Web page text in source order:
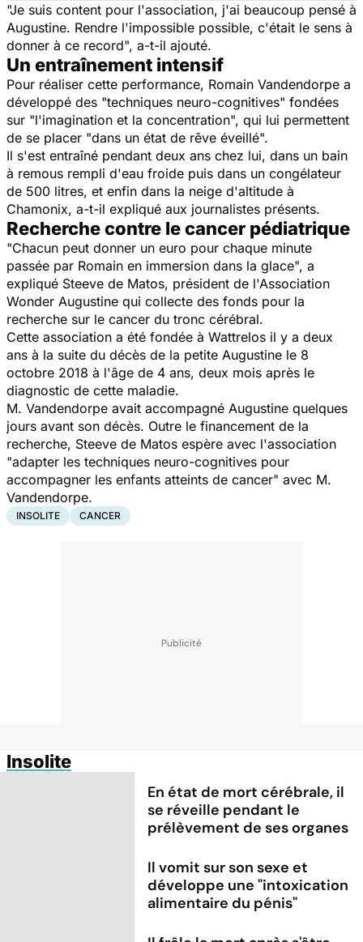
"Je suis content pour l'association, j'ai beaucoup pensé à
Augustine. Rendre l'impossible possible, c'était le sens à
donner à ce record", a-t-il ajouté.
Un entraînement intensif
Pour réaliser cette performance, Romain Vandendorpe a
développé des "techniques neuro-cognitives" fondées
sur "l'imagination et la concentration", qui lui permettent
de se placer "dans un état de rêve éveillé".
Il s'est entraîné pendant deux ans chez lui, dans un bain
à remous rempli d'eau froide puis dans un congélateur
de 500 litres, et enfin dans la neige d'altitude à
Chamonix, a-t-il expliqué aux journalistes présents.
Recherche contre le cancer pédiatrique
"Chacun peut donner un euro pour chaque minute
passée par Romain en immersion dans la glace", a
expliqué Steeve de Matos, président de l'Association
Wonder Augustine qui collecte des fonds pour la
recherche sur le cancer du tronc cérébral.
Cette association a été fondée à Wattrelos il y a deux
ans à la suite du décès de la petite Augustine le 8
octobre 2018 à l'âge de 4 ans, deux mois après le
diagnostic de cette maladie.
M. Vandendorpe avait accompagné Augustine quelques
jours avant son décès. Outre le financement de la
recherche, Steeve de Matos espère avec l'association
"adapter les techniques neuro-cognitives pour
accompagner les enfants atteints de cancer" avec M.
Vandendorpe.
INSOLITE CANCER
Insolite
En état de mort cérébrale, il
se réveille pendant le
prélèvement de ses organes
Il vomit sur son sexe et
développe une "intoxication
alimentaire du pénis"